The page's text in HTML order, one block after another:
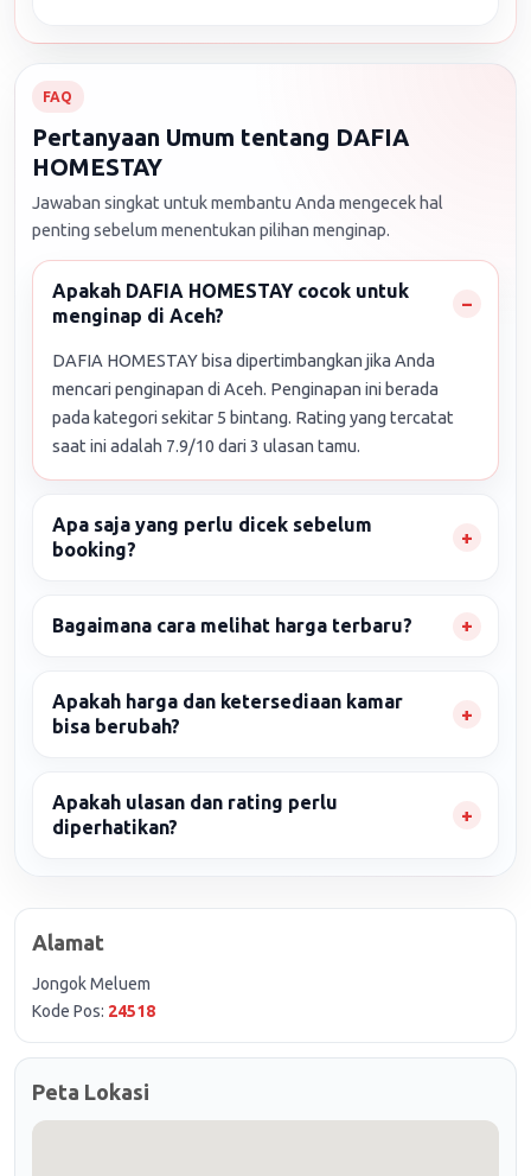
FAQ
Pertanyaan Umum tentang DAFIA
HOMESTAY
Jawaban singkat untuk membantu Anda mengecek hal
penting sebelum menentukan pilihan menginap.
Apakah DAFIA HOMESTAY cocok untuk
menginap di Aceh?
DAFIA HOMESTAY bisa dipertimbangkan jika Anda
mencari penginapan di Aceh. Penginapan ini berada
pada kategori sekitar 5 bintang. Rating yang tercatat
saat ini adalah 7.9/10 dari 3 ulasan tamu.
Apa saja yang perlu dicek sebelum
booking?
Bagaimana cara melihat harga terbaru?
Apakah harga dan ketersediaan kamar
bisa berubah?
Apakah ulasan dan rating perlu
diperhatikan?
Alamat
Jongok Meluem
Kode Pos: 24518
Peta Lokasi